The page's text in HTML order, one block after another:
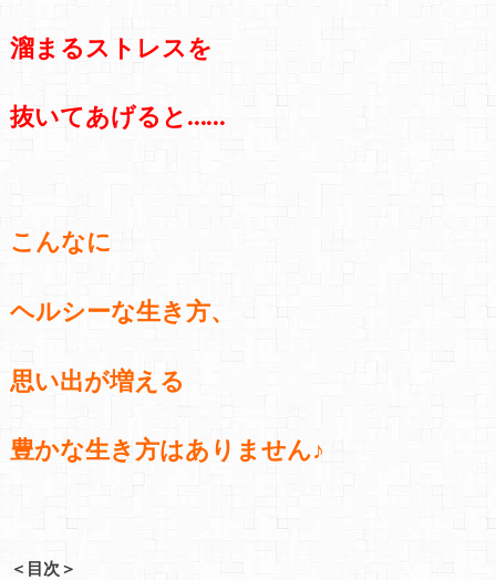
溜まるストレスを
抜いてあげると……
こんなに
ヘルシーな生き方、
思い出が増える
豊かな生き方はありません♪
＜目次＞